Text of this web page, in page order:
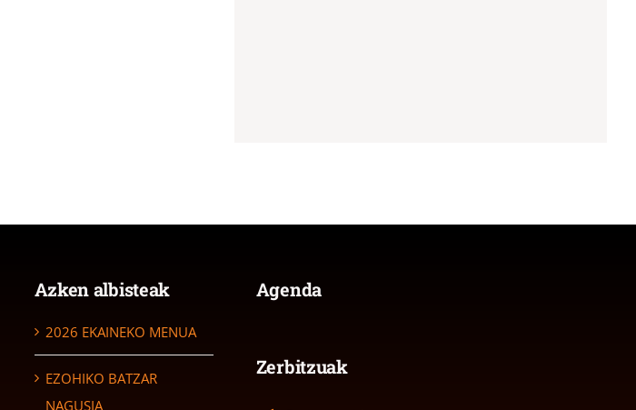
Azken albisteak
2026 EKAINEKO MENUA
EZOHIKO BATZAR
NAGUSIA
Agenda
Zerbitzuak